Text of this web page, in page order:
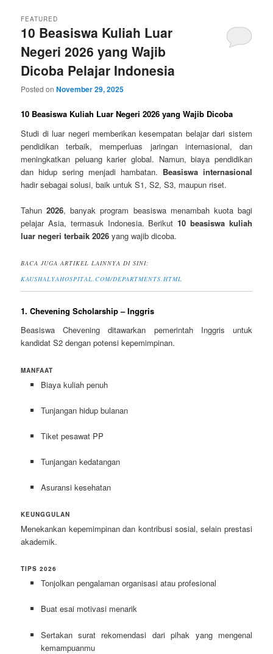
10 Beasiswa Kuliah Luar
Negeri 2026 yang Wajib
Dicoba Pelajar Indonesia
FEATURED
Posted onNovember 29, 2025
10 Beasiswa Kuliah Luar Negeri 2026 yang Wajib Dicoba
Studi di luar negeri memberikan kesempatan belajar dari sistem
pendidikan terbaik, memperluas jaringan internasional, dan
meningkatkan peluang karier global. Namun, biaya pendidikan
dan hidup sering menjadi hambatan. Beasiswa internasional
hadir sebagai solusi, baik untuk S1, S2, S3, maupun riset.
Tahun2026, banyak program beasiswa menambah kuota bagi
pelajar Asia, termasuk Indonesia. Berikut10 beasiswa kuliah
luar negeri terbaik 2026 yang wajib dicoba.
BACA JUGA ARTIKEL LAINNYA DI SINI:
KAUSHALYAHOSPITAL.COM/DEPARTMENTS.HTML
1. Chevening Scholarship – Inggris
Beasiswa Chevening ditawarkan pemerintah Inggris untuk
kandidat S2 dengan potensi kepemimpinan.
MANFAAT
Biaya kuliah penuh
Tunjangan hidup bulanan
Tiket pesawat PP
Tunjangan kedatangan
Asuransi kesehatan
KEUNGGULAN
Menekankan kepemimpinan dan kontribusi sosial, selain prestasi
akademik.
TIPS 2026
Tonjolkan pengalaman organisasi atau profesional
Buat esai motivasi menarik
Sertakan surat rekomendasi dari pihak yang mengenal
kemampuanmu